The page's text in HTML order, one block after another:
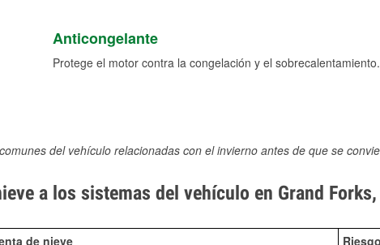
Anticongelante
Protege el motor contra la congelación y el sobrecalentamiento.
del vehículo relacionadas con el invierno antes de que se
a los sistemas del vehículo en Grand Forks,
de nieve